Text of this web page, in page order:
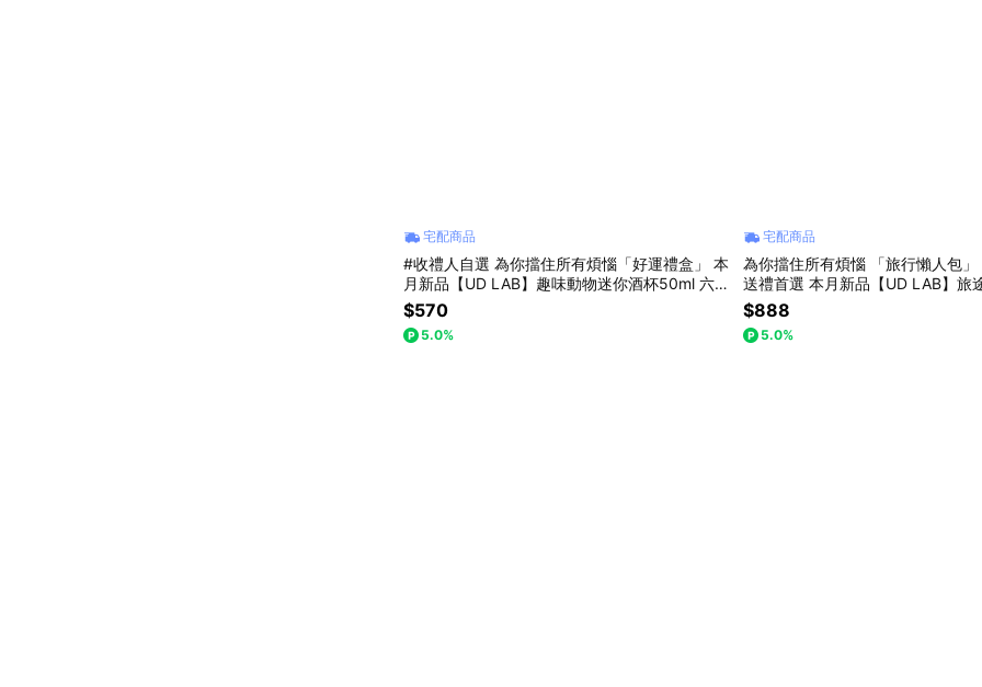
宅配商品
#收禮人自選 為你擋住所有煩惱「好運禮盒」 本
月新品【UD LAB】趣味動物迷你酒杯50ml 六入
組 CB-H02056
$570
5.0%
宅配商品
為你擋住所有煩惱 「旅行懶人包
送禮首選 本月新品【UD LAB】旅
$888
5.0%